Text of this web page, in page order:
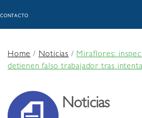
CONTACTO
Home/Noticias /Miraflores:
detienen falso trabajador tras
Noticias